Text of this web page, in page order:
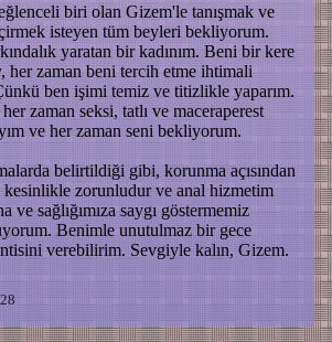
biri olan Gizem'le tanışmak ve
isteyen tüm beyleri bekliyorum.
yaratan bir kadınım. Beni bir kere
her zaman beni tercih etme ihtimali
ben işimi temiz ve titizlikle yaparım.
zaman seksi, tatlı ve maceraperest
ve her zaman seni bekliyorum.
belirtildiği gibi, korunma açısından
kesinlikle zorunludur ve anal hizmetim
ve sağlığımıza saygı göstermemiz
Benimle unutulmaz bir gece
verebilirim. Sevgiyle kalın, Gizem.